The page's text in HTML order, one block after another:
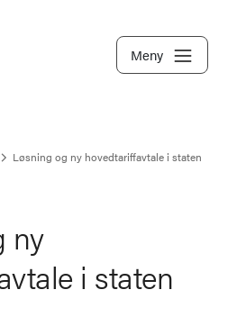
Meny
Løsning og ny hovedtariffavtale i staten
ny
i staten